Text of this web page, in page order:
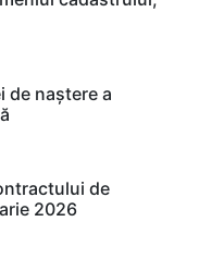
de naștere a
de
2026